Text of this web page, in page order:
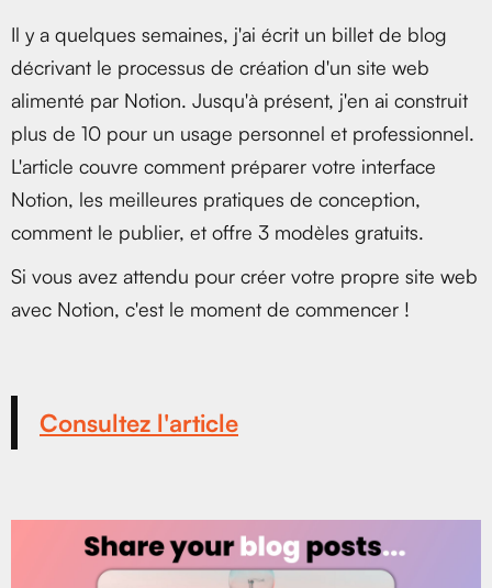
Il y a quelques semaines, j'ai écrit un billet de blog
décrivant le processus de création d'un site web
alimenté par Notion. Jusqu'à présent, j'en ai construit
plus de 10 pour un usage personnel et professionnel.
L'article couvre comment préparer votre interface
Notion, les meilleures pratiques de conception,
comment le publier, et offre 3 modèles gratuits.
Si vous avez attendu pour créer votre propre site web
avec Notion, c'est le moment de commencer !
Consultez l'article